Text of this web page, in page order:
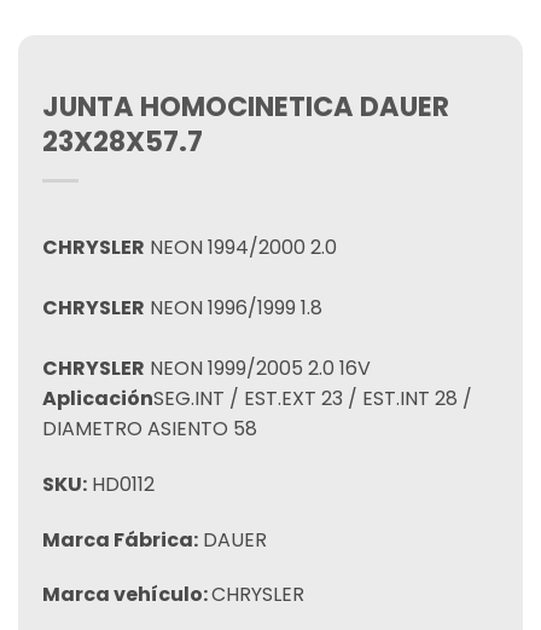
JUNTA HOMOCINETICA DAUER
23X28X57.7
CHRYSLER NEON 1994/2000 2.0
CHRYSLER NEON 1996/1999 1.8
CHRYSLER NEON 1999/2005 2.0 16V
AplicaciónSEG.INT / EST.EXT 23 / EST.INT 28 /
DIAMETRO ASIENTO 58
SKU: HD0112
Marca Fábrica: DAUER
Marca vehículo:CHRYSLER